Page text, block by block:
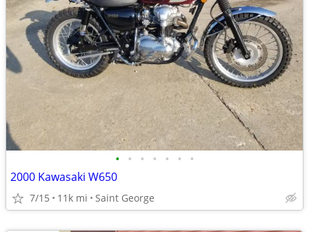
• • • • • • •
2000 Kawasaki W650
7/15 11k mi Saint George